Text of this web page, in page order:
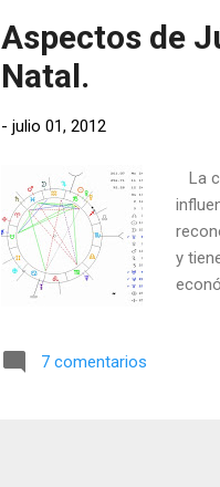
Aspectos de
Natal.
- julio 01, 2012
La
y
Los
7 comentarios